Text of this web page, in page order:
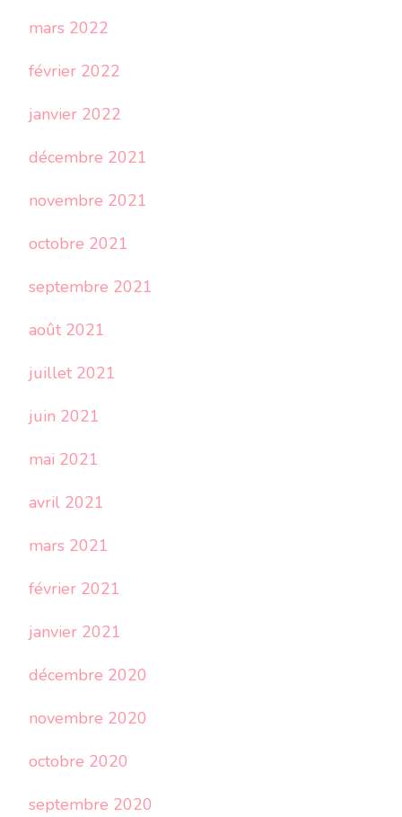
mars 2022
février 2022
janvier 2022
décembre 2021
novembre 2021
octobre 2021
septembre 2021
août 2021
juillet 2021
juin 2021
mai 2021
avril 2021
mars 2021
février 2021
janvier 2021
décembre 2020
novembre 2020
octobre 2020
septembre 2020